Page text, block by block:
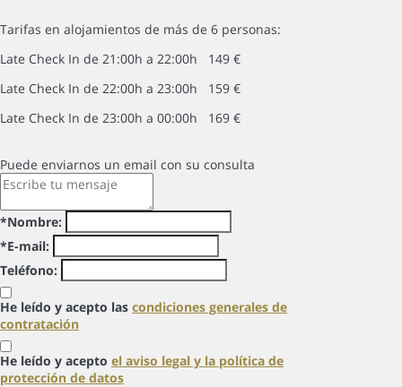
Tarifas en alojamientos de más de 6 personas:
Late Check In de 21:00h a 22:00h 149 €
Late Check In de 22:00h a 23:00h 159 €
Late Check In de 23:00h a 00:00h 169 €
Puede enviarnos un email con su consulta
*Nombre:
*E-mail:
Teléfono:
He leído y acepto las condiciones generales de
contratación
He leído y acepto el aviso legal y la política de
protección de datos